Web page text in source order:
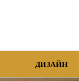
ДИЗАЙН